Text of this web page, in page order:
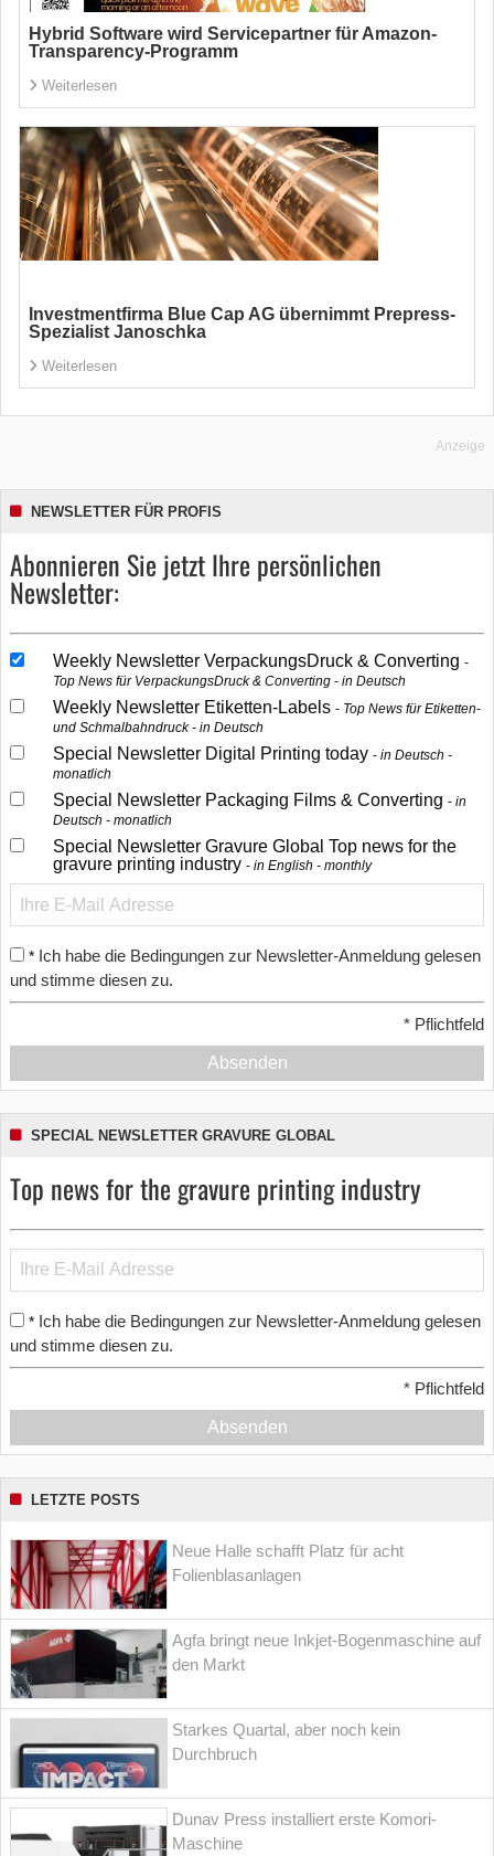
Hybrid Software wird Servicepartner für Amazon-
Transparency-Programm
Weiterlesen
Investmentfirma Blue Cap AG übernimmt Prepress-
Spezialist Janoschka
Weiterlesen
Anzeige
NEWSLETTER FÜR PROFIS
Abonnieren Sie jetzt Ihre persönlichen
Newsletter:
Weekly Newsletter VerpackungsDruck & Converting
Top News für VerpackungsDruck & Converting - in Deutsch
Weekly Newsletter Etiketten-Labels
Top News für Etiketten-
und Schmalbahndruck - in Deutsch
Special Newsletter Digital Printing today
in Deutsch -
monatlich
Special Newsletter Packaging Films & Converting
in
Deutsch - monatlich
Special Newsletter Gravure Global Top news for the
gravure printing industry
in English - monthly
* Ich habe die Bedingungen zur Newsletter-Anmeldung gelesen
und stimme diesen zu.
* Pflichtfeld
Absenden
SPECIAL NEWSLETTER GRAVURE GLOBAL
Top news for the gravure printing industry
* Ich habe die Bedingungen zur Newsletter-Anmeldung gelesen
und stimme diesen zu.
* Pflichtfeld
Absenden
LETZTE POSTS
Neue Halle schafft Platz für acht
Folienblasanlagen
Agfa bringt neue Inkjet-Bogenmaschine auf
den Markt
Starkes Quartal, aber noch kein
Durchbruch
Dunav Press installiert erste Komori-
Maschine